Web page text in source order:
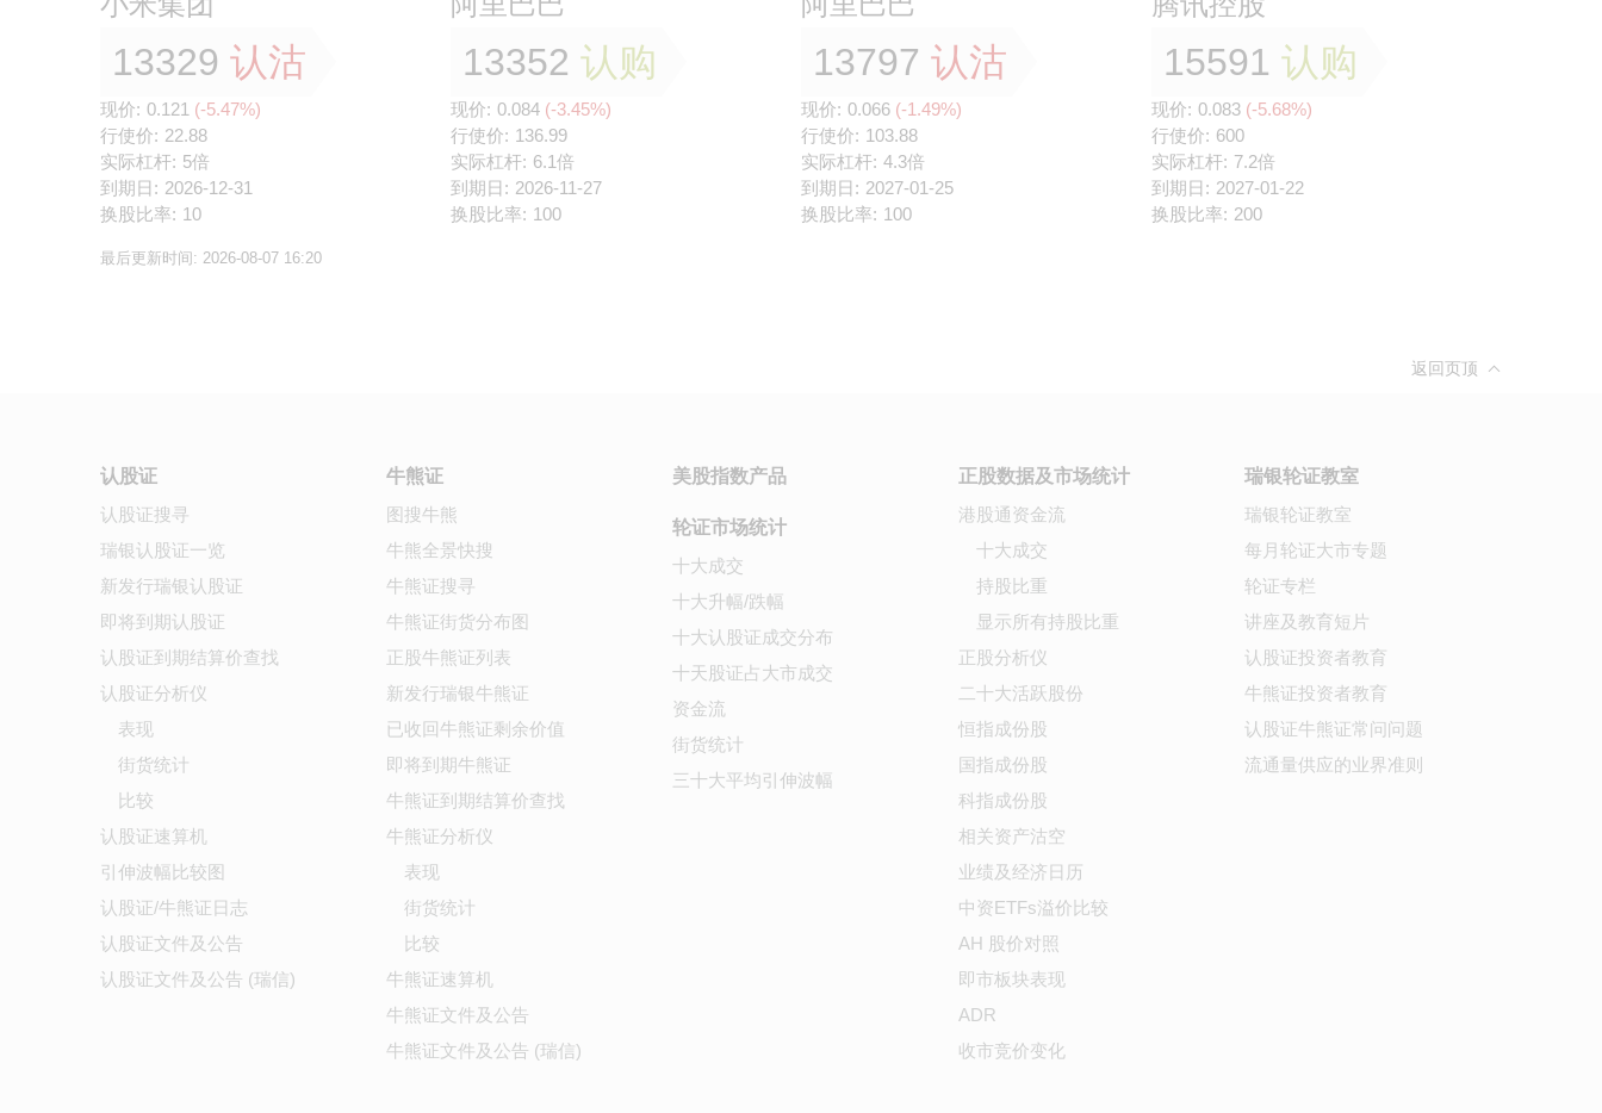
13329 认沽
现价: 0.121 (-5.47%)
行使价: 22.88
实际杠杆: 5倍
到期日: 2026-12-31
换股比率: 10
13352 认购
现价: 0.084 (-3.45%)
行使价: 136.99
实际杠杆: 6.1倍
到期日: 2026-11-27
换股比率: 100
13797 认沽
现价: 0.066 (-1.49%)
行使价: 103.88
实际杠杆: 4.3倍
到期日: 2027-01-25
换股比率: 100
15591 认购
现价: 0.083 (-5.68%)
行使价: 600
实际杠杆: 7.2倍
到期日: 2027-01-22
换股比率: 200
最后更新时间: 2026-08-07 16:20
返回页顶
认股证
认股证搜寻
瑞银认股证一览
新发行瑞银认股证
即将到期认股证
认股证到期结算价查找
认股证分析仪
表现
街货统计
比较
认股证速算机
引伸波幅比较图
认股证/牛熊证日志
认股证文件及公告
认股证文件及公告 (瑞信)
牛熊证
图搜牛熊
牛熊全景快搜
牛熊证搜寻
牛熊证街货分布图
正股牛熊证列表
新发行瑞银牛熊证
已收回牛熊证剩余价值
即将到期牛熊证
牛熊证到期结算价查找
牛熊证分析仪
表现
街货统计
比较
牛熊证速算机
牛熊证文件及公告
牛熊证文件及公告 (瑞信)
美股指数产品
轮证市场统计
十大成交
十大升幅/跌幅
十大认股证成交分布
十天股证占大市成交
资金流
街货统计
三十大平均引伸波幅
正股数据及市场统计
港股通资金流
十大成交
持股比重
显示所有持股比重
正股分析仪
二十大活跃股份
恒指成份股
国指成份股
科指成份股
相关资产沽空
业绩及经济日历
中资ETFs溢价比较
AH 股价对照
即市板块表现
ADR
收市竞价变化
瑞银轮证教室
瑞银轮证教室
每月轮证大市专题
轮证专栏
讲座及教育短片
认股证投资者教育
牛熊证投资者教育
认股证牛熊证常问问题
流通量供应的业界准则